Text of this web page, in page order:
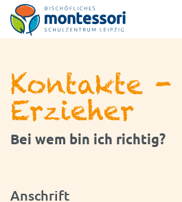
Montessori-Schulzentrum Leipzig
Kontakte -
Erzieher
Bei wem bin ich richtig?
Anschrift